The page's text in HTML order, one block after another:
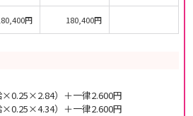
円 180,400円
）＋一律2.600円
）＋一律2.600円